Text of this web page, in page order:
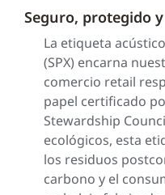
Seguro, protegido
La etiqueta
(SPX) encarna
comercio retail
papel certificado
Stewardship
ecológicos, esta
los residuos
carbono y el